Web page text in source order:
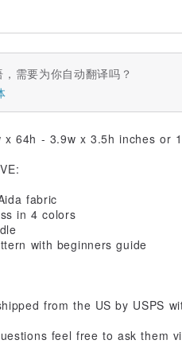
需要为你自动翻译吗？
x 64h - 3.9w x 3.5h inches or
fabric
in 4 colors
with beginners guide
from the US by USPS
feel free to ask them